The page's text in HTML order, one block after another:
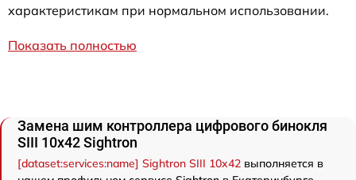
характеристикам при нормальном использовании.
Показать полностью
Замена шим контроллера цифрового бинокля
SIII 10x42 Sightron
[dataset:services:name] Sightron SIII 10x42 выполняется в